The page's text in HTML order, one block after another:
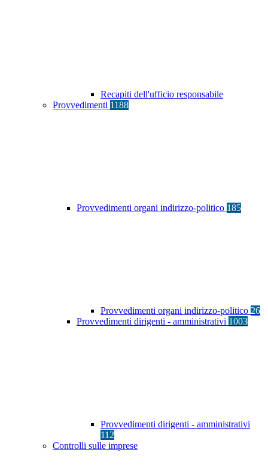
Recapiti dell'ufficio responsabile
Provvedimenti 1188
Provvedimenti organi indirizzo-politico 185
Provvedimenti organi indirizzo-politico 26
Provvedimenti dirigenti - amministrativi 1003
Provvedimenti dirigenti - amministrativi
112
Controlli sulle imprese